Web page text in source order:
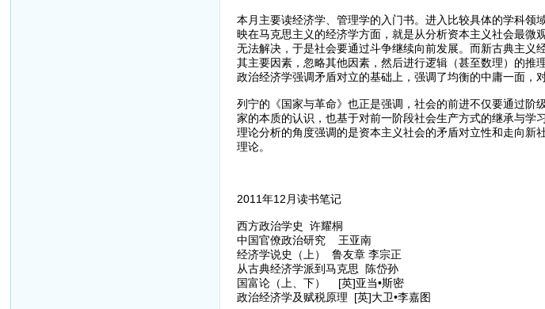
本月主要读经济学、管理学的入门书。进入比较具体的学科领
映在马克思主义的经济学方面，就是从分析资本主义社会最
无法解决，于是社会要通过斗争继续向前发展。而新古典主
其主要因素，忽略其他因素，然后进行逻辑（甚至数理）的
政治经济学强调矛盾对立的基础上，强调了均衡的中庸一面，
列宁的《国家与革命》也正是强调，社会的前进不仅要通过阶
家的本质的认识，也基于对前一阶段社会生产方式的继承与学
理论分析的角度强调的是资本主义社会的矛盾对立性和走向
理论。
2011年12月读书笔记
西方政治学史 许耀桐
中国官僚政治研究 王亚南
经济学说史（上） 鲁友章 李宗正
从古典经济学派到马克思 陈岱孙
国富论（上、下） [英]亚当•斯密
政治经济学及赋税原理 [英]大卫•李嘉图